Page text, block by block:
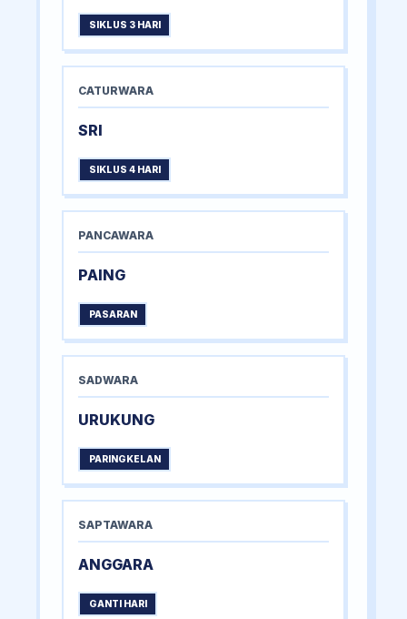
SIKLUS 3 HARI
CATURWARA
SRI
SIKLUS 4 HARI
PANCAWARA
PAING
PASARAN
SADWARA
URUKUNG
PARINGKELAN
SAPTAWARA
ANGGARA
GANTI HARI